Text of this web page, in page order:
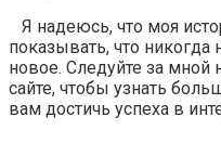
Я надеюсь, что моя
показывать, что никогда
новое. Следуйте за мной
сайте, чтобы узнать
вам достичь успеха в